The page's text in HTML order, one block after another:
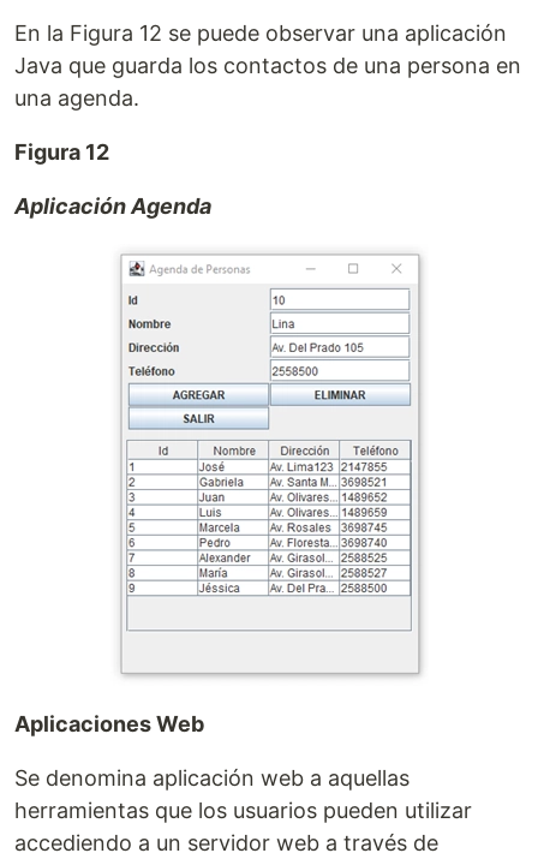
En la Figura 12 se puede observar una aplicación
Java que guarda los contactos de una persona en
una agenda.
Figura 12
Aplicación Agenda
Aplicaciones Web
Se denomina aplicación web a aquellas
herramientas que los usuarios pueden utilizar
accediendo a un servidor web a través de